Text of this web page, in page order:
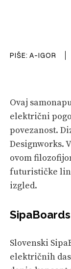
PIŠE: A-IGOR
Ovaj
električni
povezanost.
Designworks.
ovom
futurističke
izgled.
SipaBoards
Slovenski
električnih